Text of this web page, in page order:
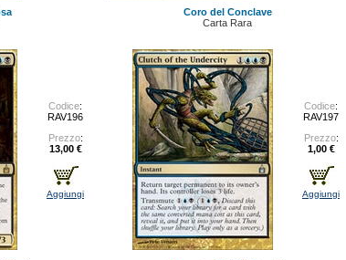
Coro del Conclave
Carta Rara
Codice:
RAV196
Prezzo:
13,00 €
Aggiungi
Codice:
RAV197
Prezzo:
1,00 €
Aggiungi